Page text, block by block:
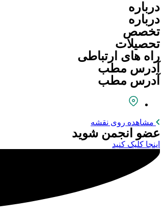
درباره
درباره
تخصص
تحصیلات
راه های ارتباطی
آدرس مطب
آدرس مطب
مشاهده روی نقشه
عضو انجمن شوید
اینجا کلیک کنید